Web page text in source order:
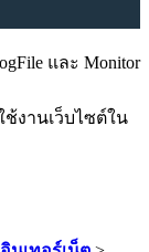
ช้งานเว็บไซต์ใน